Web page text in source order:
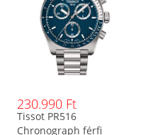
230.990 Ft
Tissot PR516
Chronograph férfi